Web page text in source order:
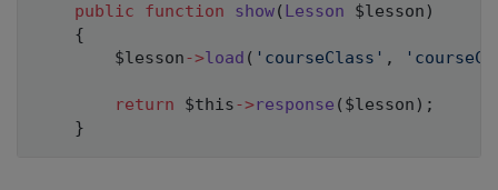
public
function show( Lesson $lesson )
{
$lesson->load ( 'courseClass' ,
return $this->response ( $lesson ) ;
}